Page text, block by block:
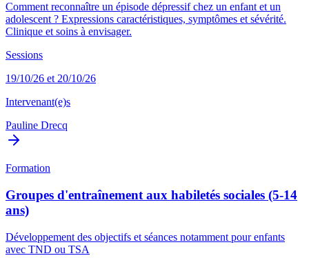
Comment reconnaître un épisode dépressif chez un enfant et un
adolescent ? Expressions caractéristiques, symptômes et sévérité.
Clinique et soins à envisager.
Sessions
19/10/26 et 20/10/26
Intervenant(e)s
Pauline Drecq
Formation
Groupes d'entraînement aux habiletés sociales (5-14
ans)
Développement des objectifs et séances notamment pour enfants
avec TND ou TSA